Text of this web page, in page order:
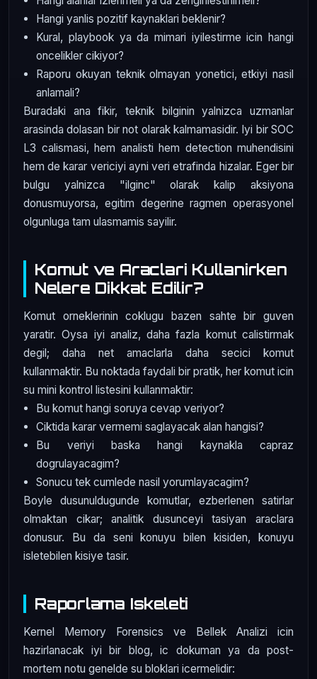
Hangi yanlis pozitif kaynaklari beklenir?
Kural, playbook ya da mimari iyilestirme icin hangi
oncelikler cikiyor?
Raporu okuyan teknik olmayan yonetici, etkiyi nasil
anlamali?
Buradaki ana fikir, teknik bilginin yalnizca uzmanlar
arasinda dolasan bir not olarak kalmamasidir. Iyi bir SOC
L3 calismasi, hem analisti hem detection muhendisini
hem de karar vericiyi ayni veri etrafinda hizalar. Eger bir
bulgu yalnizca "ilginc" olarak kalip aksiyona
donusmuyorsa, egitim degerine ragmen operasyonel
olgunluga tam ulasmamis sayilir.
Komut ve Araclari Kullanirken
Nelere Dikkat Edilir?
Komut orneklerinin coklugu bazen sahte bir guven
yaratir. Oysa iyi analiz, daha fazla komut calistirmak
degil; daha net amaclarla daha secici komut
kullanmaktir. Bu noktada faydali bir pratik, her komut icin
su mini kontrol listesini kullanmaktir:
Bu komut hangi soruya cevap veriyor?
Ciktida karar vermemi saglayacak alan hangisi?
Bu veriyi baska hangi kaynakla capraz
dogrulayacagim?
Sonucu tek cumlede nasil yorumlayacagim?
Boyle dusunuldugunde komutlar, ezberlenen satirlar
olmaktan cikar; analitik dusunceyi tasiyan araclara
donusur. Bu da seni konuyu bilen kisiden, konuyu
isletebilen kisiye tasir.
Raporlama Iskeleti
Kernel Memory Forensics ve Bellek Analizi icin
hazirlanacak iyi bir blog, ic dokuman ya da post-
mortem notu genelde su bloklari icermelidir: